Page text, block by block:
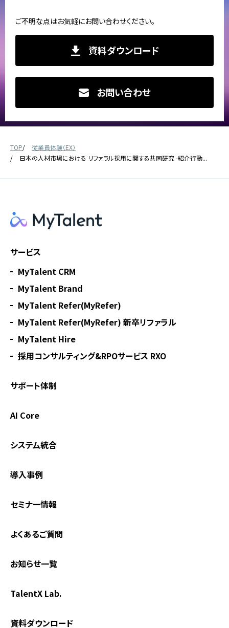
ご不明な点はお気軽にお問い合わせください。
資料ダウンロード
お問い合わせ
TOP
従業員体験（EX）
日本の人材市場における リファラル採用に関する共同研究 -紹介行動...
サービス
MyTalent CRM
MyTalent Brand
MyTalent Refer(MyRefer)
MyTalent Refer(MyRefer) 新卒リファラル
MyTalent Hire
採用コンサルティング&RPOサービス RXO
サポート体制
AI Core
システム統合
導入事例
セミナー情報
よくあるご質問
お知らせ一覧
TalentX Lab.
資料ダウンロード